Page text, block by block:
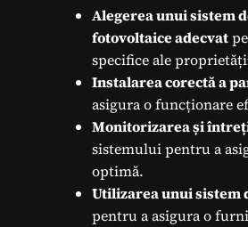
Alegerea unui sistem
fotovoltaice adecvat
specifice ale
Instalarea corectă a
asigura o funcționare
Monitorizarea și
sistemului pentru a
optimă.
Utilizarea unui sistem
pentru a asigura o